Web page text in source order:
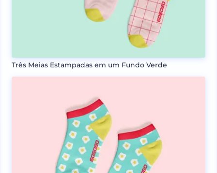
Três Meias Estampadas em um Fundo Verde